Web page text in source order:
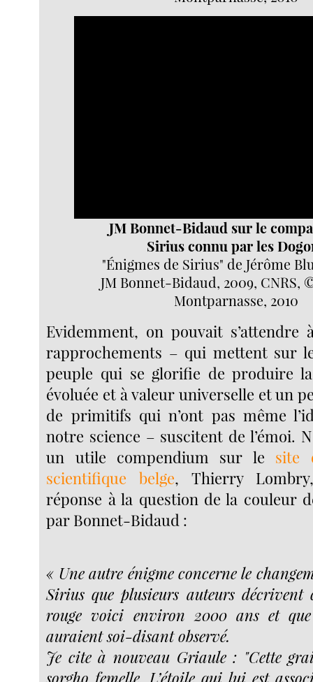
JM Bonnet-Bidaud sur le
Sirius connu par les
"Énigmes de Sirius" de Jérôme
JM Bonnet-Bidaud, 2009, CNRS,
Montparnasse, 2010
Evidemment, on pouvait s’attendre
rapprochements – qui mettent sur
peuple qui se glorifie de produire
évoluée et à valeur universelle et un
de primitifs qui n’ont pas même
notre science – suscitent de l’émoi.
un utile compendium sur le site
scientifique belge, Thierry
réponse à la question de la couleur
par Bonnet-Bidaud :
« Une autre énigme concerne le
Sirius que plusieurs auteurs décrivent
rouge voici environ 2000 ans et
auraient soi-disant observé.
Je cite à nouveau Griaule : "Cette
sorgho femelle. L’étoile qui lui est